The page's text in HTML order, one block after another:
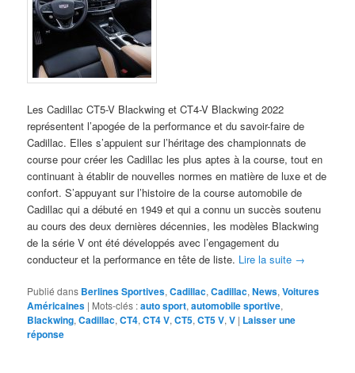
Les Cadillac CT5-V Blackwing et CT4-V Blackwing 2022
représentent l’apogée de la performance et du savoir-faire de
Cadillac. Elles s’appuient sur l’héritage des championnats de
course pour créer les Cadillac les plus aptes à la course, tout en
continuant à établir de nouvelles normes en matière de luxe et de
confort. S’appuyant sur l’histoire de la course automobile de
Cadillac qui a débuté en 1949 et qui a connu un succès soutenu
au cours des deux dernières décennies, les modèles Blackwing
de la série V ont été développés avec l’engagement du
conducteur et la performance en tête de liste. Lire la suite →
Publié dans Berlines Sportives,Cadillac,Cadillac,News,Voitures
Américaines | Mots-clés :auto sport,automobile sportive,
Blackwing,Cadillac,CT4,CT4 V,CT5,CT5 V,V | Laisser une
réponse